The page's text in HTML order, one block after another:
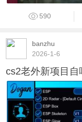
590
banzhu
2026-1-6
cs2老外新项目